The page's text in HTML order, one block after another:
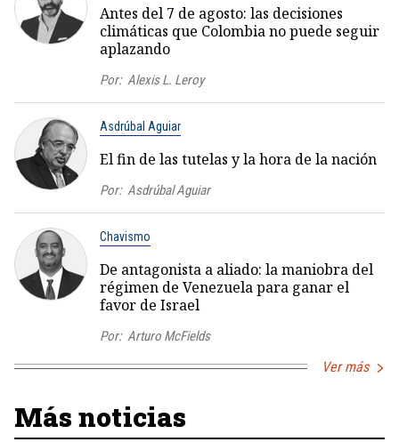
Antes del 7 de agosto: las decisiones
climáticas que Colombia no puede seguir
aplazando
Por: Alexis L. Leroy
Asdrúbal Aguiar
El fin de las tutelas y la hora de la nación
Por: Asdrúbal Aguiar
Chavismo
De antagonista a aliado: la maniobra del
régimen de Venezuela para ganar el
favor de Israel
Por: Arturo McFields
Ver más
Más noticias